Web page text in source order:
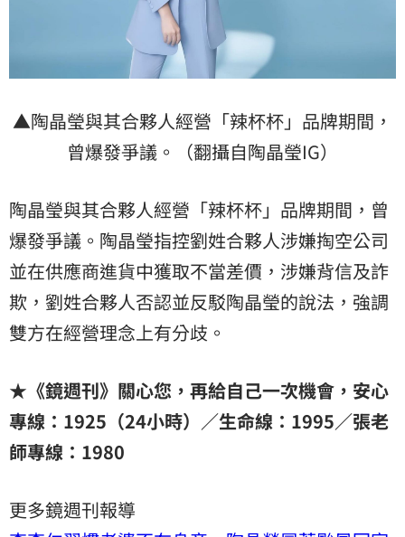
▲陶晶瑩與其合夥人經營「辣杯杯」品牌期間，
曾爆發爭議。（翻攝自陶晶瑩IG）
陶晶瑩與其合夥人經營「辣杯杯」品牌期間，曾
爆發爭議。陶晶瑩指控劉姓合夥人涉嫌掏空公司
並在供應商進貨中獲取不當差價，涉嫌背信及詐
欺，劉姓合夥人否認並反駁陶晶瑩的說法，強調
雙方在經營理念上有分歧。
★《鏡週刊》關心您，再給自己一次機會，安心
專線：1925（24小時）／生命線：1995／張老
師專線：1980
更多鏡週刊報導